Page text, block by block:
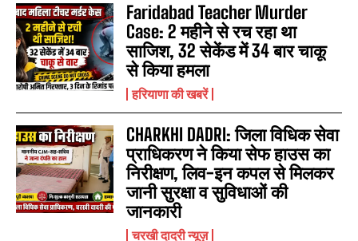
Faridabad Teacher Murder
Case: 2 महीने से रच रहा था
साजिश, 32 सेकेंड में 34 बार चाकू
से किया हमला
हरियाणा की खबरें
CHARKHI DADRI: जिला विधिक सेवा
प्राधिकरण ने किया सेफ हाउस का
निरीक्षण, लिव-इन कपल से मिलकर
जानी सुरक्षा व सुविधाओं की
जानकारी
चरखी दादरी न्यूज़